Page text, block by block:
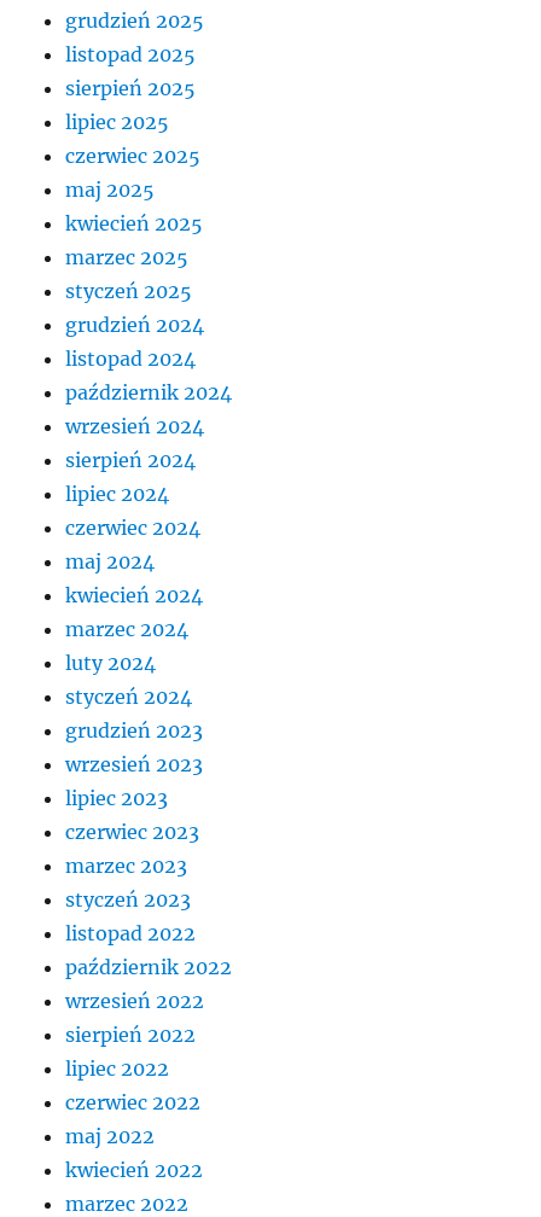
grudzień 2025
listopad 2025
sierpień 2025
lipiec 2025
czerwiec 2025
maj 2025
kwiecień 2025
marzec 2025
styczeń 2025
grudzień 2024
listopad 2024
październik 2024
wrzesień 2024
sierpień 2024
lipiec 2024
czerwiec 2024
maj 2024
kwiecień 2024
marzec 2024
luty 2024
styczeń 2024
grudzień 2023
wrzesień 2023
lipiec 2023
czerwiec 2023
marzec 2023
styczeń 2023
listopad 2022
październik 2022
wrzesień 2022
sierpień 2022
lipiec 2022
czerwiec 2022
maj 2022
kwiecień 2022
marzec 2022